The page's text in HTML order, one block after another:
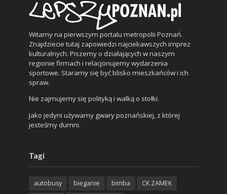
Witamy na pierwszym portalu metropolii Poznań.
Znajdziecie tutaj zapowiedzi najciekawszych imprez
kulturalnych. Piszemy o działających w naszym
regionie firmach i relacjonujemy wydarzenia
sportowe. Staramy się być blisko mieszkańców i ich
spraw.
Nie zajmujemy się polityką i walką o stołki.
Jako jedyni używamy gwary poznańskiej, z której
jesteśmy dumni.
Tagi
autobusy bieganie bimba
CK ZAMEK